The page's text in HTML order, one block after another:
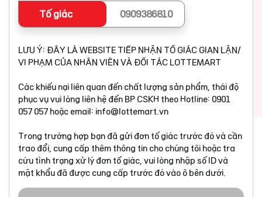
Tố giác 0909386810
LƯU Ý: ĐÂY LÀ WEBSITE TIẾP NHẬN TỐ GIÁC GIAN LẬN/
VI PHẠM CỦA NHÂN VIÊN VÀ ĐỐI TÁC LOTTEMART
Các khiếu nại liên quan đến chất lượng sản phẩm, thái độ
phục vụ vui lòng liên hệ đến BP CSKH theo Hotline: 0901
057 057 hoặc email: info@lottemart.vn
Trong trường hợp bạn đã gửi đơn tố giác trước đó và cần
trao đổi, cung cấp thêm thông tin cho chúng tôi hoặc tra
cứu tình trạng xử lý đơn tố giác, vui lòng nhập số ID và
mật khẩu đã được cung cấp trước đó vào ô bên dưới.